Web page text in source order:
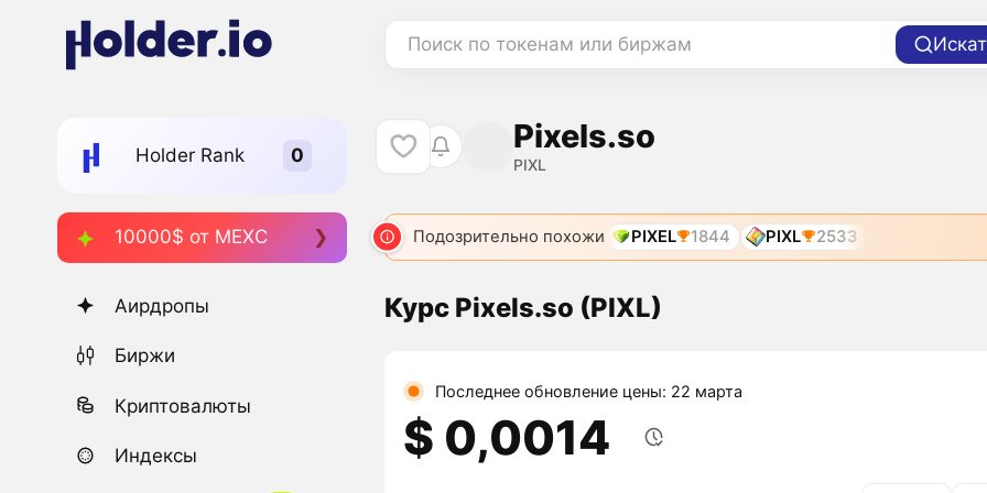
Поиск по токенам или биржам
Holder Rank
10000$ от MEXC
Аирдропы
Биржи
Криптовалюты
Индексы
Pixels.so
PIXL
Подозрительно похожи PIXEL 1844 PIXL 2533
Курс Pixels.so (PIXL)
Последнее обновление цены: 22 марта
$ 0,0014